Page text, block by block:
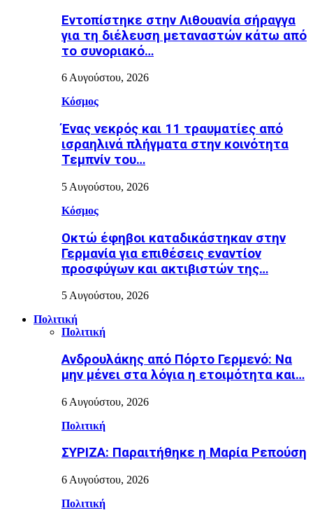
Εντοπίστηκε στην Λιθουανία σήραγγα
για τη διέλευση μεταναστών κάτω από
το συνοριακό…
6 Αυγούστου, 2026
Κόσμος
Ένας νεκρός και 11 τραυματίες από
ισραηλινά πλήγματα στην κοινότητα
Τεμπνίν του…
5 Αυγούστου, 2026
Κόσμος
Οκτώ έφηβοι καταδικάστηκαν στην
Γερμανία για επιθέσεις εναντίον
προσφύγων και ακτιβιστών της…
5 Αυγούστου, 2026
Πολιτική
Πολιτική
Ανδρουλάκης από Πόρτο Γερμενό: Να
μην μένει στα λόγια η ετοιμότητα και…
6 Αυγούστου, 2026
Πολιτική
ΣΥΡΙΖΑ: Παραιτήθηκε η Μαρία Ρεπούση
6 Αυγούστου, 2026
Πολιτική